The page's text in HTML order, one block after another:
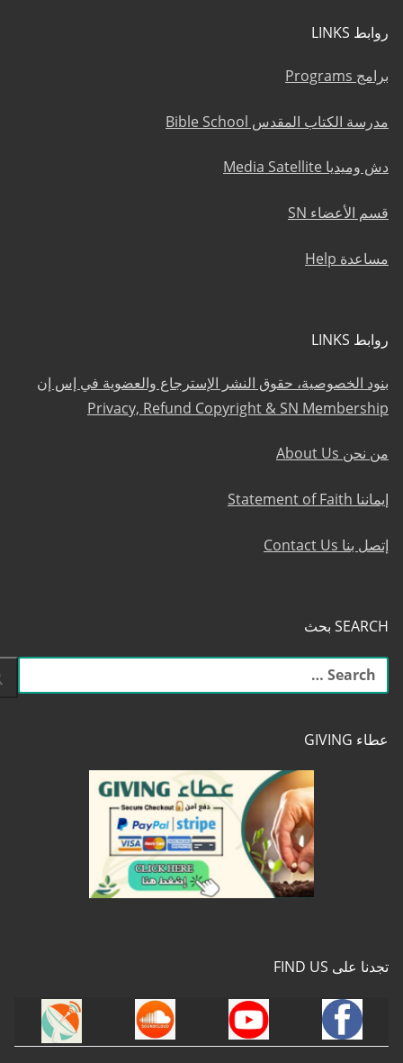
روابط LINKS
برامج Programs
مدرسة الكتاب المقدس Bible School
دش وميديا Media Satellite
قسم الأعضاء SN
مساعدة Help
روابط LINKS
بنود الخصوصية، حقوق النشر الإسترجاع والعضوية في إس إن
Privacy, Refund Copyright & SN Membership
من نحن About Us
إيماننا Statement of Faith
إتصل بنا Contact Us
SEARCH بحث
البحث
عن:
عطاء GIVING
تجدنا على FIND US